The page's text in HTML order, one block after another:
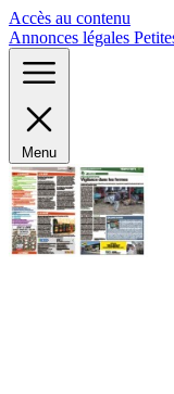
Accès au contenu
Annonces légales
Menu
Panneau de gestion des